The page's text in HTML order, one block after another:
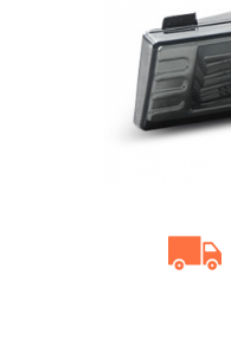
Bucsi poliuretan
Tuning aerodinamic
Accesorii bari auto